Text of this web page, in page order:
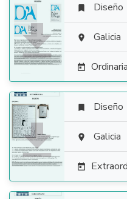

 Diseño
 Galicia


 Diseño
 Galicia
